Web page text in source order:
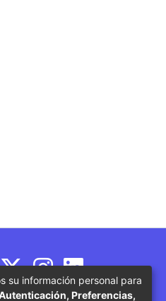
su información personal para
Preferencias,